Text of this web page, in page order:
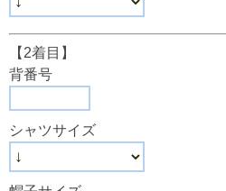
【2着目】
背番号
シャツサイズ